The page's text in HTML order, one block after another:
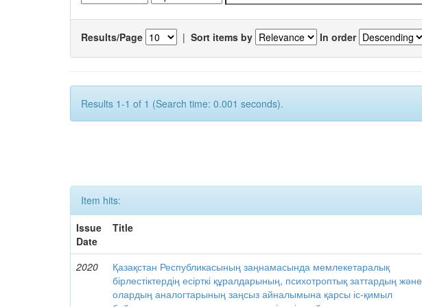
Results/Page | Sort items by In order
Results 1-1 of 1 (Search time: 0.001 seconds).
Item hits:
Issue
Date
Title
2020
Қазақстан Республикасының заңнамасында мемлекетаралық
бірлестіктердің есірткі құралдарының, психотроптық заттардың және
олардың аналогтарының заңсыз айналымына қарсы іс-қимыл